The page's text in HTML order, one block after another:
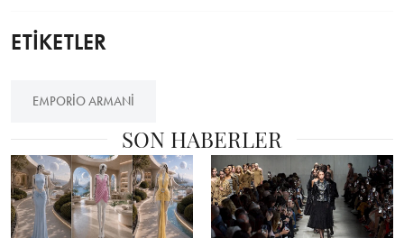
ETİKETLER
EMPORIO ARMANI
SON HABERLER